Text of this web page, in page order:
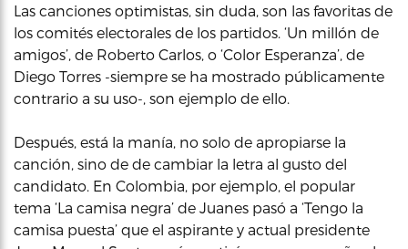
Las canciones optimistas, sin duda, son las favoritas de
los comités electorales de los partidos. ‘Un millón de
amigos’, de Roberto Carlos, o ‘Color Esperanza’, de
Diego Torres -siempre se ha mostrado públicamente
contrario a su uso-, son ejemplo de ello.
Después, está la manía, no solo de apropiarse la
canción, sino de de cambiar la letra al gusto del
candidato. En Colombia, por ejemplo, el popular
tema ‘La camisa negra’ de Juanes pasó a ‘Tengo la
camisa puesta’ que el aspirante y actual presidente